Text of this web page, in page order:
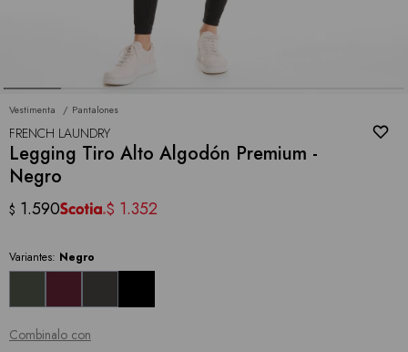
Vestimenta Pantalones
FRENCH LAUNDRY
Legging Tiro Alto Algodón Premium -
Negro
$ 1.590 $ 1.352
Variantes: Negro
Combinalo con